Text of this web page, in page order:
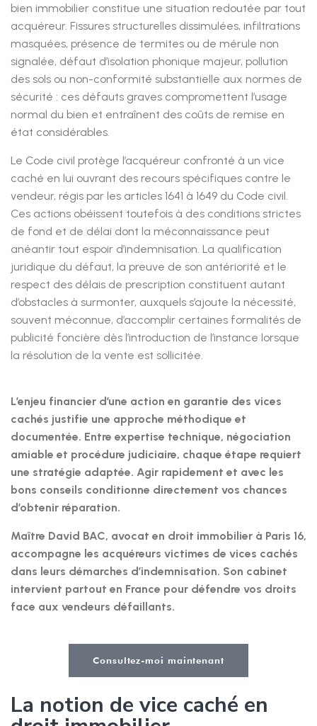
bien immobilier constitue une situation redoutée par tout
acquéreur. Fissures structurelles dissimulées, infiltrations
masquées, présence de termites ou de mérule non
signalée, défaut d’isolation phonique majeur, pollution
des sols ou non-conformité substantielle aux normes de
sécurité : ces défauts graves compromettent l’usage
normal du bien et entraînent des coûts de remise en
état considérables.
Le Code civil protège l’acquéreur confronté à un vice
caché en lui ouvrant des recours spécifiques contre le
vendeur, régis par les articles 1641 à 1649 du Code civil.
Ces actions obéissent toutefois à des conditions strictes
de fond et de délai dont la méconnaissance peut
anéantir tout espoir d’indemnisation. La qualification
juridique du défaut, la preuve de son antériorité et le
respect des délais de prescription constituent autant
d’obstacles à surmonter, auxquels s’ajoute la nécessité,
souvent méconnue, d’accomplir certaines formalités de
publicité foncière dès l’introduction de l’instance lorsque
la résolution de la vente est sollicitée.
L’enjeu financier d’une action en garantie des vices
cachés justifie une approche méthodique et
documentée. Entre expertise technique, négociation
amiable et procédure judiciaire, chaque étape requiert
une stratégie adaptée. Agir rapidement et avec les
bons conseils conditionne directement vos chances
d’obtenir réparation.
Maître David BAC, avocat en droit immobilier à Paris 16,
accompagne les acquéreurs victimes de vices cachés
dans leurs démarches d’indemnisation. Son cabinet
intervient partout en France pour défendre vos droits
face aux vendeurs défaillants.
Consultez-moi maintenant
La notion de vice caché en